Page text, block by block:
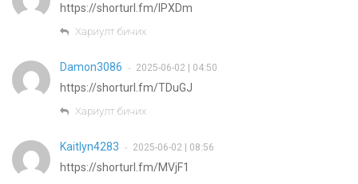
https://shorturl.fm/IPXDm
Хариулт бичих
Damon3086 • 2025-06-02 | 04:50
https://shorturl.fm/TDuGJ
Хариулт бичих
Kaitlyn4283 • 2025-06-02 | 08:56
https://shorturl.fm/MVjF1